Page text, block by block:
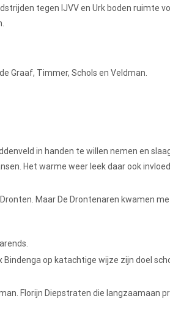
tegen IJVV en Urk boden ruimte
Graaf, Timmer, Schols en Veldman.
in handen te willen nemen en
Het warme weer leek daar ook
Maar De Drontenaren kwamen
op katachtige wijze zijn doel
Florijn Diepstraten die langzaamaan